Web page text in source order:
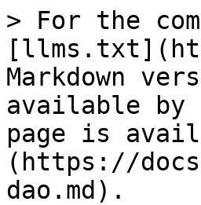
> For the
Markdown
available by
page is
(https://
dao.md).